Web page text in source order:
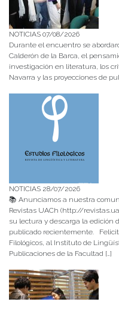
NOTICIAS 07/08/2026
Durante el encuentro se
Calderón de la Barca, el
investigación en literatura, los
Navarra y las proyecciones de
NOTICIAS 28/07/2026
📚 Anunciamos a nuestra
Revistas UACh (http://
su lectura y descarga la edición
publicado recientemente.
Filológicos, al Instituto de
Publicaciones de la Facultad […]